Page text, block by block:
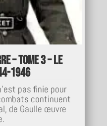
– Tome 3 – Le
1946
pas finie pour
continuent
de Gaulle œuvre